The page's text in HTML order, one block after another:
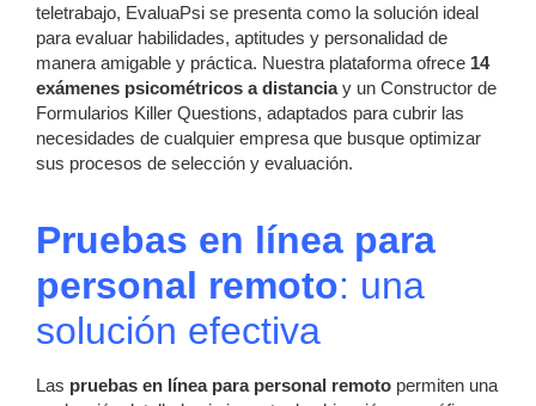
teletrabajo, EvaluaPsi se presenta como la solución ideal
para evaluar habilidades, aptitudes y personalidad de
manera amigable y práctica. Nuestra plataforma ofrece 14
exámenes psicométricos a distanciay un Constructor de
Formularios Killer Questions, adaptados para cubrir las
necesidades de cualquier empresa que busque optimizar
sus procesos de selección y evaluación.
Pruebas en línea para
personal remoto: una
solución efectiva
Las pruebas en línea para personal remoto permiten una